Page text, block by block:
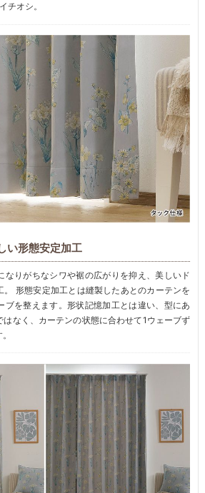
チオシ。
い形態安定加工
なりがちなシワや裾の広がりを抑え、美しいド
。 形態安定加工とは縫製したあとのカーテンを
ブを整えます。形状記憶加工とは違い、型にあ
なく、カーテンの状態に合わせて1ウェーブず